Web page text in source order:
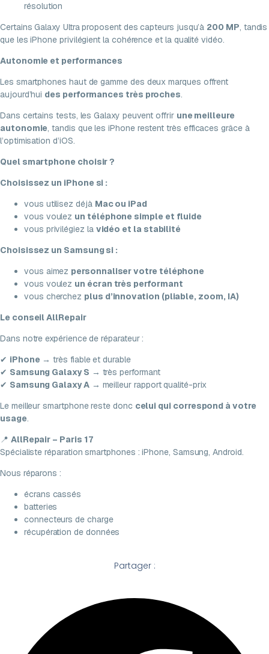
résolution
Certains Galaxy Ultra proposent des capteurs jusqu’à 200 MP, tandis
que les iPhone privilégient la cohérence et la qualité vidéo.
Autonomie et performances
Les smartphones haut de gamme des deux marques offrent
aujourd’hui des performances très proches.
Dans certains tests, les Galaxy peuvent offrir une meilleure
autonomie, tandis que les iPhone restent très efficaces grâce à
l’optimisation d’iOS.
Quel smartphone choisir ?
Choisissez un iPhone si :
vous utilisez déjà Mac ou iPad
vous voulez un téléphone simple et fluide
vous privilégiez la vidéo et la stabilité
Choisissez un Samsung si :
vous aimez personnaliser votre téléphone
vous voulez un écran très performant
vous cherchez plus d’innovation (pliable, zoom, IA)
Le conseil AllRepair
Dans notre expérience de réparateur :
✔ iPhone → très fiable et durable
✔ Samsung Galaxy S → très performant
✔ Samsung Galaxy A→ meilleur rapport qualité-prix
Le meilleur smartphone reste donc celui qui correspond à votre
usage.
📍 AllRepair – Paris 17
Spécialiste réparation smartphones : iPhone, Samsung, Android.
Nous réparons :
écrans cassés
batteries
connecteurs de charge
récupération de données
Partager :